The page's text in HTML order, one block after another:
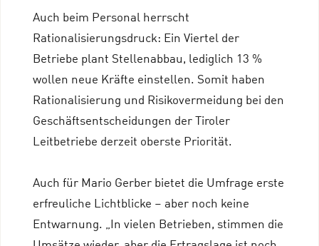
Auch beim Personal herrscht
Rationalisierungsdruck: Ein Viertel der
Betriebe plant Stellenabbau, lediglich 13 %
wollen neue Kräfte einstellen. Somit haben
Rationalisierung und Risikovermeidung bei den
Geschäftsentscheidungen der Tiroler
Leitbetriebe derzeit oberste Priorität.
Auch für Mario Gerber bietet die Umfrage erste
erfreuliche Lichtblicke – aber noch keine
Entwarnung. „In vielen Betrieben, stimmen die